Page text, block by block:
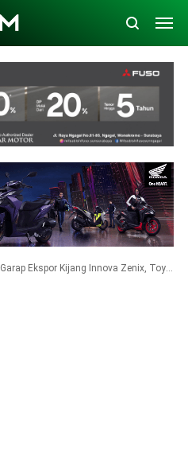
Garap Ekspor Kijang Innova Zenix, Toyota Gandeng IKM dan Serap Ribuan Tenaga Kerja Lokal